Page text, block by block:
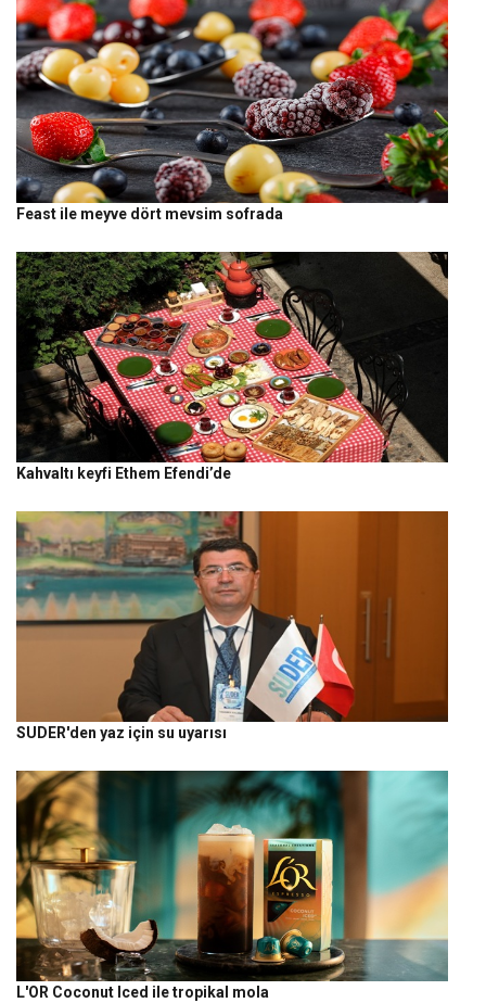
Feast ile meyve dört mevsim sofrada
Kahvaltı keyfi Ethem Efendi’de
SUDER'den yaz için su uyarısı
L'OR Coconut Iced ile tropikal mola